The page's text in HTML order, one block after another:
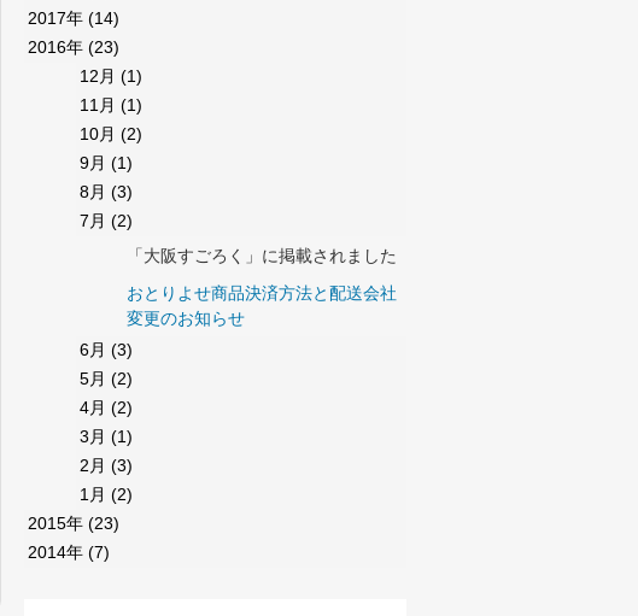
2017年(14)
2016年(23)
12月 (1)
11月 (1)
10月 (2)
9月 (1)
8月 (3)
7月 (2)
「大阪すごろく」に掲載されました
おとりよせ商品決済方法と配送会社
変更のお知らせ
6月 (3)
5月 (2)
4月 (2)
3月 (1)
2月 (3)
1月 (2)
2015年(23)
2014年(7)